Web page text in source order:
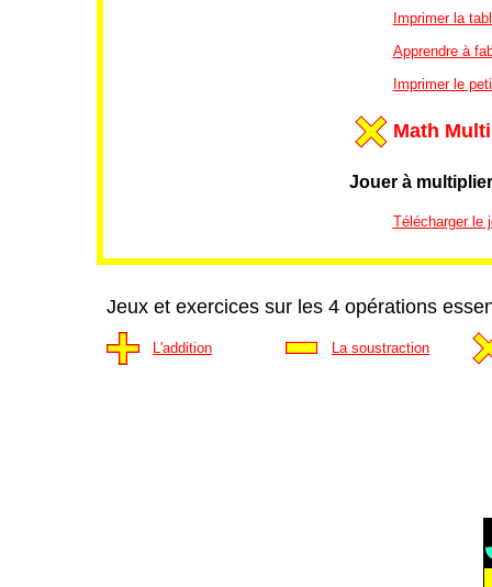
Imprimer la
Apprendre à
Imprimer le
Math
Jouer à
Télécharger le
Jeux et exercices sur les 4 opérations
L'addition La soustraction